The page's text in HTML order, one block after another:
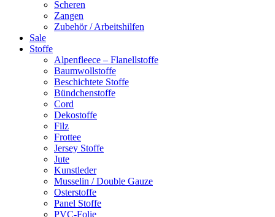
Scheren
Zangen
Zubehör / Arbeitshilfen
Sale
Stoffe
Alpenfleece – Flanellstoffe
Baumwollstoffe
Beschichtete Stoffe
Bündchenstoffe
Cord
Dekostoffe
Filz
Frottee
Jersey Stoffe
Jute
Kunstleder
Musselin / Double Gauze
Osterstoffe
Panel Stoffe
PVC-Folie